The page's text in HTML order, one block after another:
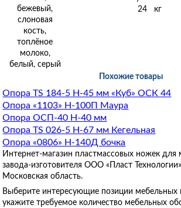
бежевый,
слоновая
кость,
топлёное
молоко,
белый, серый
24 кг
Похожие товары
Опора TS 184-5 H-45 мм «Куб» ОСК 44
Опора «1103» Н-100П Маура
Опора ОСП-40 H-40 мм
Опора TS 026-5 H-67 мм Кегельная
Опора «0806» Н-140Д бочка
Интернет-магазин пластмассовых ножек для
завода-изготовителя ООО «Пласт
Московская область.
Выберите интересующие позиции
укажите требуемое количество мебельных